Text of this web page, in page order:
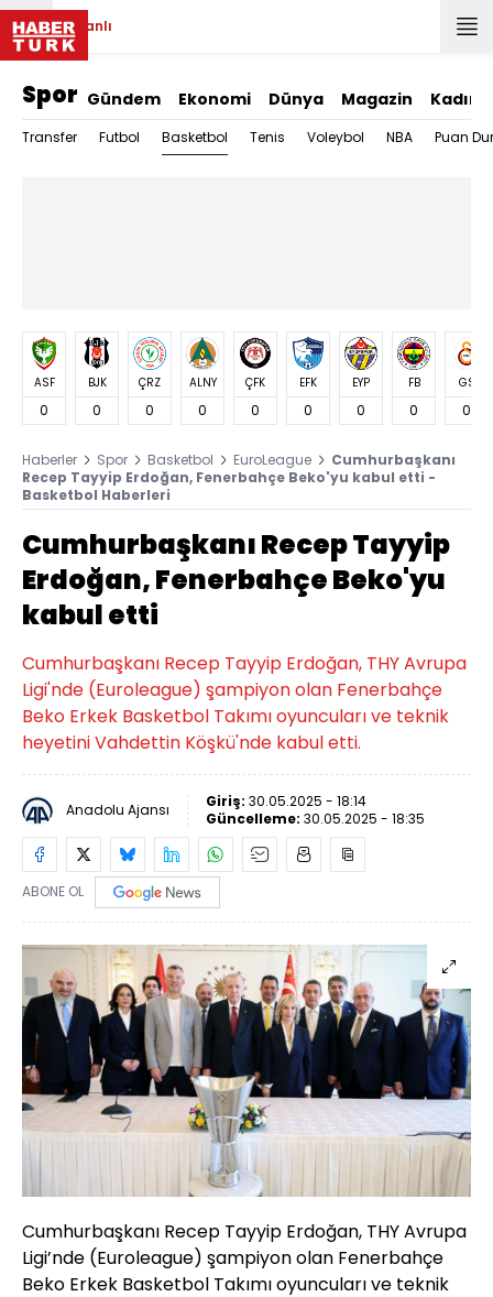
Canlı
Spor Gündem Ekonomi Dünya Magazin Kadın
Transfer Futbol Basketbol Tenis Voleybol NBA Puan
ASF
0
BJK
0
ÇRZ
0
ALNY
0
ÇFK
0
EFK
0
EYP
0
FB
0
GS
0
Haberler Spor Basketbol EuroLeague
Cumhurbaşkanı
Recep Tayyip Erdoğan, Fenerbahçe Beko'yu kabul etti -
Basketbol Haberleri
Cumhurbaşkanı Recep Tayyip
Erdoğan, Fenerbahçe Beko'yu
kabul etti
Cumhurbaşkanı Recep Tayyip Erdoğan, THY Avrupa
Ligi'nde (Euroleague) şampiyon olan Fenerbahçe
Beko Erkek Basketbol Takımı oyuncuları ve teknik
heyetini Vahdettin Köşkü'nde kabul etti.
Anadolu Ajansı Giriş: 30.05.2025 - 18:14
Güncelleme: 30.05.2025 - 18:35
ABONE OL
Cumhurbaşkanı Recep Tayyip Erdoğan, THY Avrupa
Ligi’nde (Euroleague) şampiyon olan Fenerbahçe
Beko Erkek Basketbol Takımı oyuncuları ve teknik